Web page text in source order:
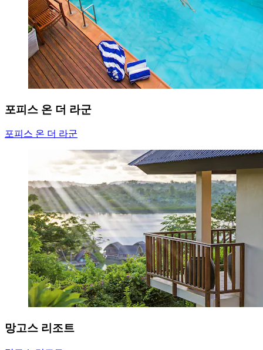
포피스 온 더 라군
포피스 온 더 라군
망고스 리조트